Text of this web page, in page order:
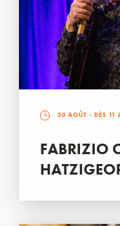
30 AOÛT - DÈS 11
FABRIZIO